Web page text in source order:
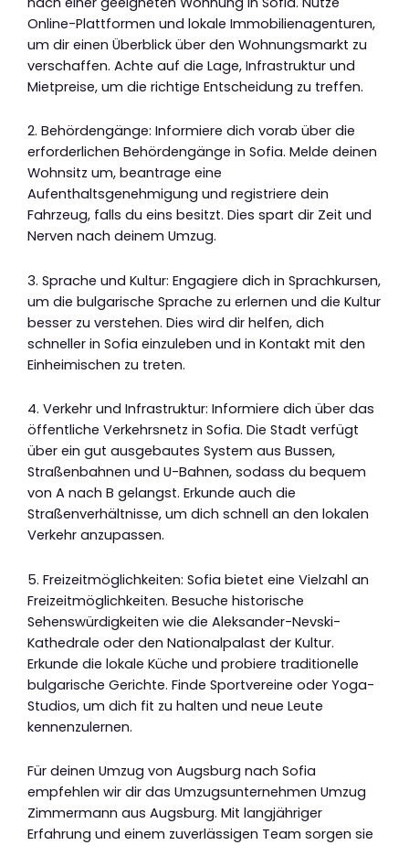
Online-Plattformen und lokale Immobilienagenturen,
um dir einen Überblick über den Wohnungsmarkt zu
verschaffen. Achte auf die Lage, Infrastruktur und
Mietpreise, um die richtige Entscheidung zu treffen.
2. Behördengänge: Informiere dich vorab über die
erforderlichen Behördengänge in Sofia. Melde deinen
Wohnsitz um, beantrage eine
Aufenthaltsgenehmigung und registriere dein
Fahrzeug, falls du eins besitzt. Dies spart dir Zeit und
Nerven nach deinem Umzug.
3. Sprache und Kultur: Engagiere dich in Sprachkursen,
um die bulgarische Sprache zu erlernen und die Kultur
besser zu verstehen. Dies wird dir helfen, dich
schneller in Sofia einzuleben und in Kontakt mit den
Einheimischen zu treten.
4. Verkehr und Infrastruktur: Informiere dich über das
öffentliche Verkehrsnetz in Sofia. Die Stadt verfügt
über ein gut ausgebautes System aus Bussen,
Straßenbahnen und U-Bahnen, sodass du bequem
von A nach B gelangst. Erkunde auch die
Straßenverhältnisse, um dich schnell an den lokalen
Verkehr anzupassen.
5. Freizeitmöglichkeiten: Sofia bietet eine Vielzahl an
Freizeitmöglichkeiten. Besuche historische
Sehenswürdigkeiten wie die Aleksander-Nevski-
Kathedrale oder den Nationalpalast der Kultur.
Erkunde die lokale Küche und probiere traditionelle
bulgarische Gerichte. Finde Sportvereine oder Yoga-
Studios, um dich fit zu halten und neue Leute
kennenzulernen.
Für deinen Umzug von Augsburg nach Sofia
empfehlen wir dir das Umzugsunternehmen Umzug
Zimmermann aus Augsburg. Mit langjähriger
Erfahrung und einem zuverlässigen Team sorgen sie